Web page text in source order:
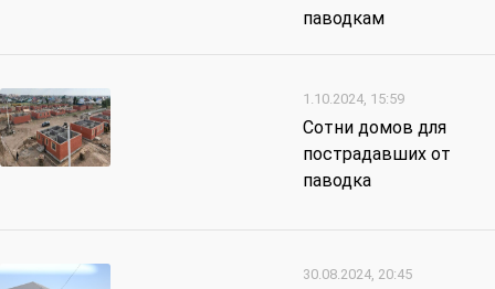
паводкам
1.10.2024, 15:59
Сотни домов для
пострадавших от
паводка
30.08.2024, 20:45